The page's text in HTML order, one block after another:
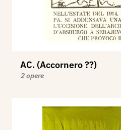
AC. (Accornero ??)
2 opere